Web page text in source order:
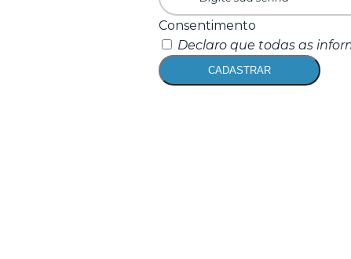
Consentimento
Declaro que todas as
CADASTRAR